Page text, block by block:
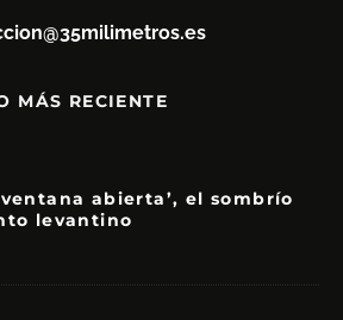
MÁS RECIENTE
ventana abierta’, el sombrío
levantino